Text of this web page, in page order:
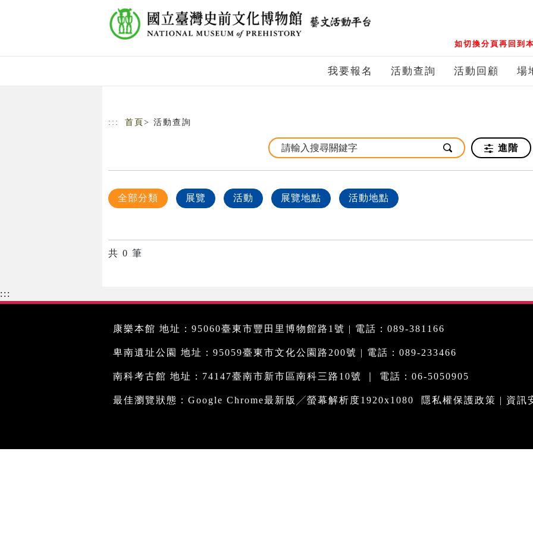
如切換分頁再回到
我要報名 活動查詢 活動回顧 場
::: 首頁 > 活動查詢
進階
全部分類 展覽 活動 展覽地點 活動地點
共 0 筆
:::
康樂本館 地址：95060臺東市豐田里博物館路1號 | 電話：089-381166
卑南遺址公園 地址：95059臺東市文化公園路200號 | 電話：089-233466
南科考古館 地址：74147臺南市新市區南科三路10號 ｜ 電話：06-5050905
最佳瀏覽狀態：Google Chrome最新版╱螢幕解析度1920x1080 隱私權保護政策 | 資訊